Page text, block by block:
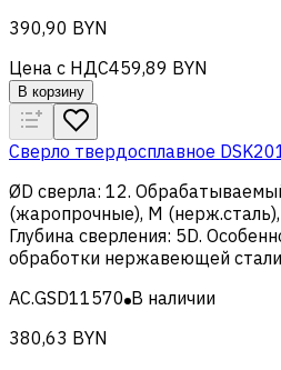
390,90 BYN
Цена с НДС459,89 BYN
В корзину
Сверло твердосплавное
ØD сверла: 12.
(жаропрочные), M
Глубина сверления: 5D.
обработки нержавеющей стали
AC.GSD11570 В наличии
380,63 BYN